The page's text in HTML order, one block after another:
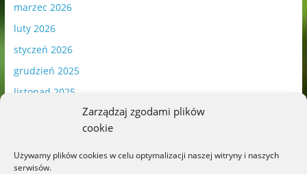
Zarządzaj zgodami plików
cookie
Używamy plików cookies w celu optymalizacji naszej witryny i naszych
serwisów.
marzec 2026
luty 2026
styczeń 2026
grudzień 2025
listopad 2025
październik 2025
sierpień 2025